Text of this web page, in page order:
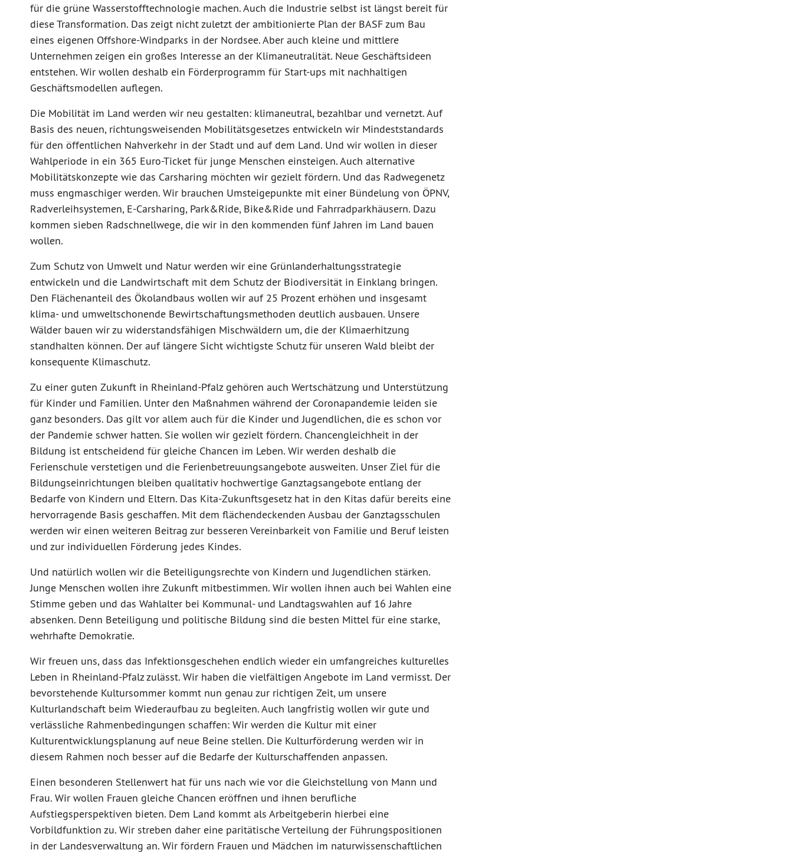
für die grüne Wasserstofftechnologie machen. Auch die Industrie selbst ist längst bereit für
diese Transformation. Das zeigt nicht zuletzt der ambitionierte Plan der BASF zum Bau
eines eigenen Offshore-Windparks in der Nordsee. Aber auch kleine und mittlere
Unternehmen zeigen ein großes Interesse an der Klimaneutralität. Neue Geschäftsideen
entstehen. Wir wollen deshalb ein Förderprogramm für Start-ups mit nachhaltigen
Geschäftsmodellen auflegen.
Die Mobilität im Land werden wir neu gestalten: klimaneutral, bezahlbar und vernetzt. Auf
Basis des neuen, richtungsweisenden Mobilitätsgesetzes entwickeln wir Mindeststandards
für den öffentlichen Nahverkehr in der Stadt und auf dem Land. Und wir wollen in dieser
Wahlperiode in ein 365 Euro-Ticket für junge Menschen einsteigen. Auch alternative
Mobilitätskonzepte wie das Carsharing möchten wir gezielt fördern. Und das Radwegenetz
muss engmaschiger werden. Wir brauchen Umsteigepunkte mit einer Bündelung von ÖPNV,
Radverleihsystemen, E-Carsharing, Park&Ride, Bike&Ride und Fahrradparkhäusern. Dazu
kommen sieben Radschnellwege, die wir in den kommenden fünf Jahren im Land bauen
wollen.
Zum Schutz von Umwelt und Natur werden wir eine Grünlanderhaltungsstrategie
entwickeln und die Landwirtschaft mit dem Schutz der Biodiversität in Einklang bringen.
Den Flächenanteil des Ökolandbaus wollen wir auf 25 Prozent erhöhen und insgesamt
klima- und umweltschonende Bewirtschaftungsmethoden deutlich ausbauen. Unsere
Wälder bauen wir zu widerstandsfähigen Mischwäldern um, die der Klimaerhitzung
standhalten können. Der auf längere Sicht wichtigste Schutz für unseren Wald bleibt der
konsequente Klimaschutz.
Zu einer guten Zukunft in Rheinland-Pfalz gehören auch Wertschätzung und Unterstützung
für Kinder und Familien. Unter den Maßnahmen während der Coronapandemie leiden sie
ganz besonders. Das gilt vor allem auch für die Kinder und Jugendlichen, die es schon vor
der Pandemie schwer hatten. Sie wollen wir gezielt fördern. Chancengleichheit in der
Bildung ist entscheidend für gleiche Chancen im Leben. Wir werden deshalb die
Ferienschule verstetigen und die Ferienbetreuungsangebote ausweiten. Unser Ziel für die
Bildungseinrichtungen bleiben qualitativ hochwertige Ganztagsangebote entlang der
Bedarfe von Kindern und Eltern. Das Kita-Zukunftsgesetz hat in den Kitas dafür bereits eine
hervorragende Basis geschaffen. Mit dem flächendeckenden Ausbau der Ganztagsschulen
werden wir einen weiteren Beitrag zur besseren Vereinbarkeit von Familie und Beruf leisten
und zur individuellen Förderung jedes Kindes.
Und natürlich wollen wir die Beteiligungsrechte von Kindern und Jugendlichen stärken.
Junge Menschen wollen ihre Zukunft mitbestimmen. Wir wollen ihnen auch bei Wahlen eine
Stimme geben und das Wahlalter bei Kommunal- und Landtagswahlen auf 16 Jahre
absenken. Denn Beteiligung und politische Bildung sind die besten Mittel für eine starke,
wehrhafte Demokratie.
Wir freuen uns, dass das Infektionsgeschehen endlich wieder ein umfangreiches kulturelles
Leben in Rheinland-Pfalz zulässt. Wir haben die vielfältigen Angebote im Land vermisst. Der
bevorstehende Kultursommer kommt nun genau zur richtigen Zeit, um unsere
Kulturlandschaft beim Wiederaufbau zu begleiten. Auch langfristig wollen wir gute und
verlässliche Rahmenbedingungen schaffen: Wir werden die Kultur mit einer
Kulturentwicklungsplanung auf neue Beine stellen. Die Kulturförderung werden wir in
diesem Rahmen noch besser auf die Bedarfe der Kulturschaffenden anpassen.
Einen besonderen Stellenwert hat für uns nach wie vor die Gleichstellung von Mann und
Frau. Wir wollen Frauen gleiche Chancen eröffnen und ihnen berufliche
Aufstiegsperspektiven bieten. Dem Land kommt als Arbeitgeberin hierbei eine
Vorbildfunktion zu. Wir streben daher eine paritätische Verteilung der Führungspositionen
in der Landesverwaltung an. Wir fördern Frauen und Mädchen im naturwissenschaftlichen